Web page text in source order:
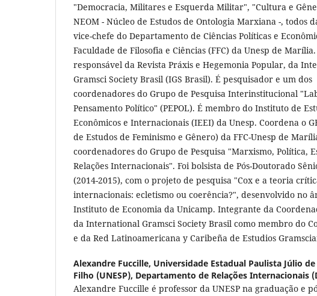
"Democracia, Militares e Esquerda Militar", "Cultura e
NEOM - Núcleo de Estudos de Ontologia Marxiana -, todos
vice-chefe do Departamento de Ciências Políticas e
Faculdade de Filosofia e Ciências (FFC) da Unesp de
responsável da Revista Práxis e Hegemonia Popular, da
Gramsci Society Brasil (IGS Brasil). É pesquisador e um dos
coordenadores do Grupo de Pesquisa Interinstitucional
Pensamento Político" (PEPOL). É membro do Instituto de
Econômicos e Internacionais (IEEI) da Unesp. Coordena o
de Estudos de Feminismo e Gênero) da FFC-Unesp de
coordenadores do Grupo de Pesquisa "Marxismo, Política,
Relações Internacionais". Foi bolsista de Pós-Doutorado
(2014-2015), com o projeto de pesquisa "Cox e a teoria
internacionais: ecletismo ou coerência?", desenvolvido no
Instituto de Economia da Unicamp. Integrante da
da International Gramsci Society Brasil como membro do
e da Red Latinoamericana y Caribeña de Estudios
Alexandre Fuccille, Universidade Estadual Paulista Júlio
Filho (UNESP), Departamento de Relações Internacionais
Alexandre Fuccille é professor da UNESP na graduação e